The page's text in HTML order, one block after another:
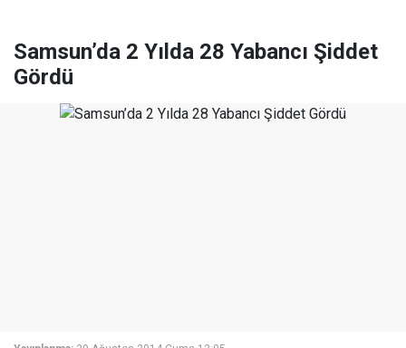
Samsun’da 2 Yılda 28 Yabancı Şiddet
Gördü